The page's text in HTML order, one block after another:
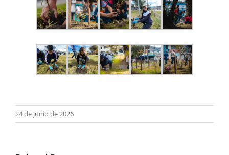
24 de junio de 2026